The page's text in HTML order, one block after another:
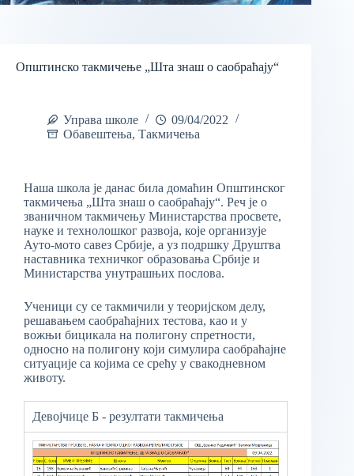
Општинско такмичење „Шта знаш о саобраћају“
Управа школе
09/04/2022
Обавештења, Такмичења
Наша школа је данас била домаћин Општинског
такмичења „Шта знаш о саобраћају“. Реч је о
званичном такмичењу Министарства просвете,
науке и технолошког развоја, које организује
Ауто-мото савез Србије, а уз подршку Друштва
наставника техничког образовања Србије и
Министарства унутрашњих послова.
Ученици су се такмичили у теоријском делу,
решавањем саобраћајних тестова, као и у
вожњи бицикала на полигону спретности,
односно на полигону који симулира саобраћајне
ситуације са којима се срећу у свакодневном
животу.
Девојчице Б - резултати такмичења